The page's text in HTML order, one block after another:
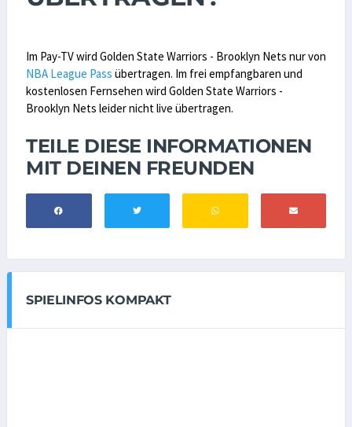
Im Pay-TV wird Golden State Warriors - Brooklyn Nets nur von
NBA League Pass übertragen. Im frei empfangbaren und
kostenlosen Fernsehen wird Golden State Warriors -
Brooklyn Nets leider nicht live übertragen.
TEILE DIESE INFORMATIONEN
MIT DEINEN FREUNDEN
SPIELINFOS KOMPAKT